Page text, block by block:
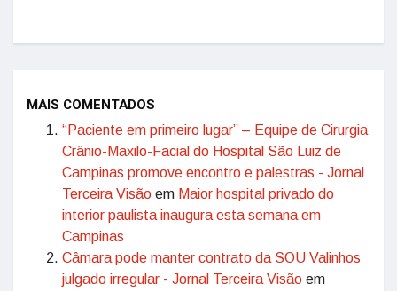
MAIS COMENTADOS
“Paciente em primeiro lugar” – Equipe de Cirurgia
Crânio-Maxilo-Facial do Hospital São Luiz de
Campinas promove encontro e palestras - Jornal
Terceira Visão em Maior hospital privado do
interior paulista inaugura esta semana em
Campinas
Câmara pode manter contrato da SOU Valinhos
julgado irregular - Jornal Terceira Visão em